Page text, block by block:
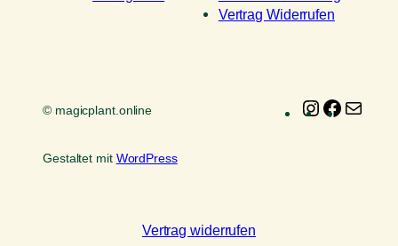
Vertrag Widerrufen
© magicplant.online Instagram
Gestaltet mit WordPress
Vertrag widerrufen